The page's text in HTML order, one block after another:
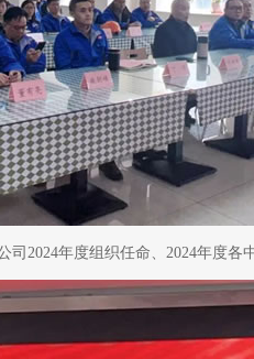
2024年度组织任命、2024年度各